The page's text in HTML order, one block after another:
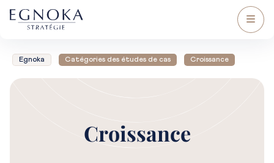
Egnoka Catégories des études de cas Croissance
Croissance